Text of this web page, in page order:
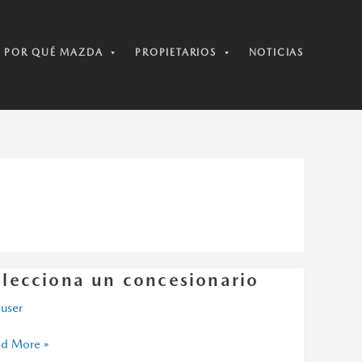
POR QUÉ MAZDA PROPIETARIOS NOTICIAS
un concesionario
user
More »